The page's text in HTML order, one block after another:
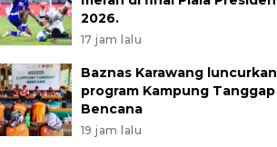
2026.
17 jam lalu
Baznas Karawang luncurkan
program Kampung Tanggap
Bencana
19 jam lalu